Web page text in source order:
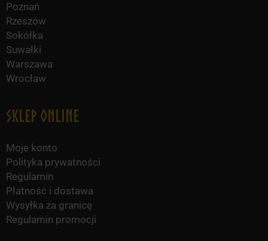
Poznań
Rzeszów
Sokółka
Suwałki
Warszawa
Wrocław
Sklep online
Moje konto
Polityka prywatności
Regulamin
Płatność i dostawa
Wysyłka za granicę
Regulamin promocji